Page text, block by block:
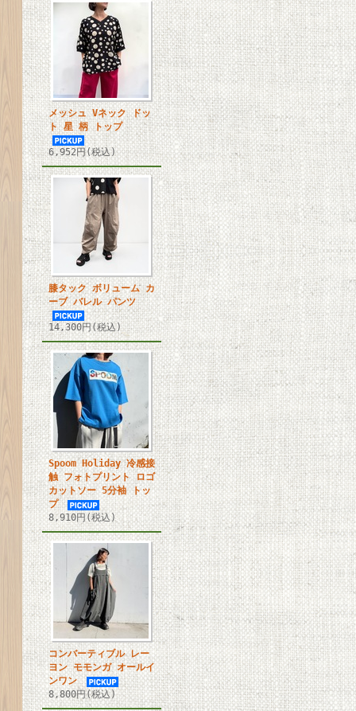
メッシュ Vネック ドッ
ト 星 柄 トップ
6,952円(税込)
膝タック ボリューム カ
ーブ バレル パンツ
14,300円(税込)
Spoom Holiday 冷感接
触 フォトプリント ロゴ
カットソー 5分袖 トッ
プ
8,910円(税込)
コンバーティブル レー
ヨン モモンガ オールイ
ンワン
8,800円(税込)